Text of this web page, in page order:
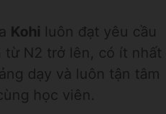
Kohi luôn đạt yêu cầu
từ N2 trở lên, có ít nhất
dạy và luôn tận tâm
học viên.